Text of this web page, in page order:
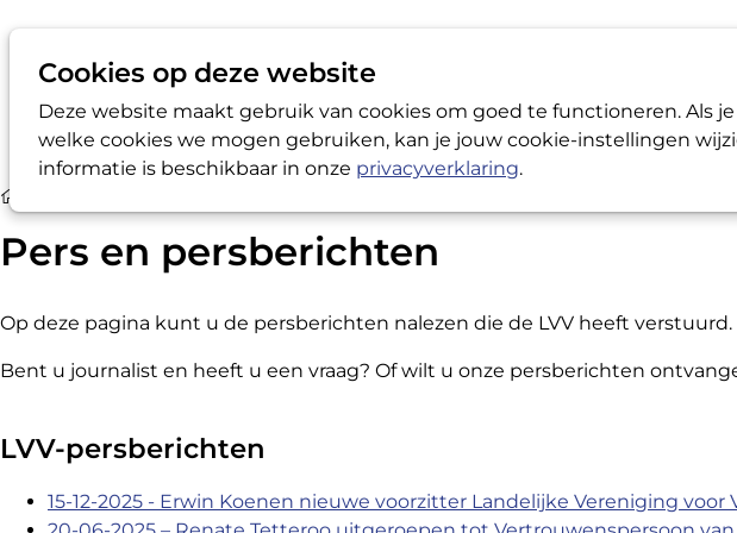
Cookies op deze website
Deze website maakt gebruik van cookies om goed te functioneren. Als
welke cookies we mogen gebruiken, kan je jouw cookie-instellingen
informatie is beschikbaar in onze privacyverklaring.
Pers en persberichten
Op deze pagina kunt u de persberichten nalezen die de LVV heeft verstuurd.
Bent u journalist en heeft u een vraag? Of wilt u onze persberichten
LVV-persberichten
15-12-2025 - Erwin Koenen nieuwe voorzitter Landelijke Vereniging